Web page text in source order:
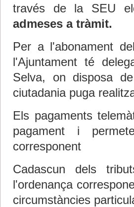
través de la SEU
admeses a tràmit.
Per a l'abonament
l'Ajuntament té
Selva, on disposa
ciutadania puga
Els pagaments
pagament i
corresponent
Cadascun dels
l'ordenança
circumstàncies